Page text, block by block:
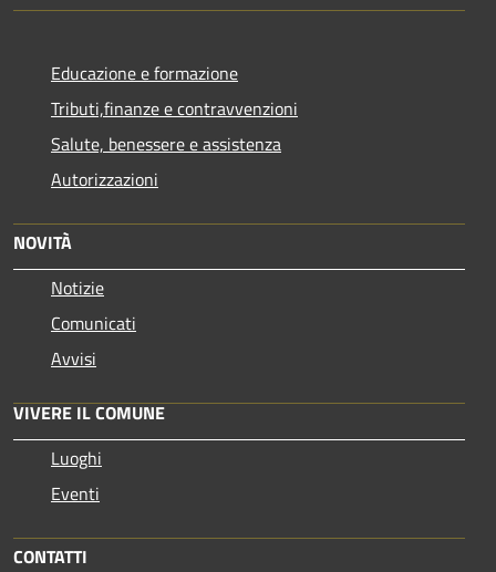
Educazione e formazione
Tributi,finanze e contravvenzioni
Salute, benessere e assistenza
Autorizzazioni
NOVITÀ
Notizie
Comunicati
Avvisi
VIVERE IL COMUNE
Luoghi
Eventi
CONTATTI